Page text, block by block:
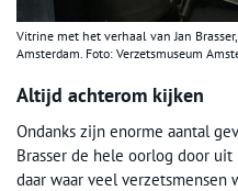
Vitrine met het verhaal van Jan
Amsterdam. Foto: Verzetsmuseum
Altijd achterom kijken
Ondanks zijn enorme aantal
Brasser de hele oorlog door
daar waar veel verzetsmensen